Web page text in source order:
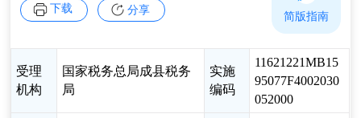
下载 分享
受理
机构
国家税务总局成县税务
局
实施
编码
11621221MB15
95077F4002030
052000
简版指南